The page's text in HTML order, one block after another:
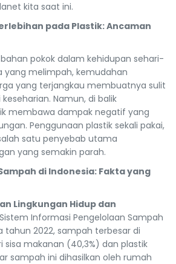
kita saat ini.
pada Plastik: Ancaman
pokok dalam kehidupan sehari-
yang melimpah, kemudahan
yang terjangkau membuatnya sulit
Namun, di balik
membawa dampak negatif yang
Penggunaan plastik sekali pakai,
satu penyebab utama
yang semakin parah.
di Indonesia: Fakta yang
Lingkungan Hidup dan
Informasi Pengelolaan Sampah
tahun 2022, sampah terbesar di
sisa makanan (40,3%) dan plastik
sampah ini dihasilkan oleh rumah